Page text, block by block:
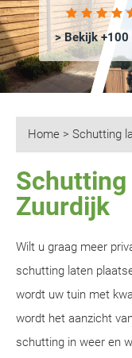
> Bekijk +100
Home > Schutting
Zuurdijk
Wilt u graag meer
schutting laten
wordt uw tuin met
wordt het aanzicht
schutting in weer en